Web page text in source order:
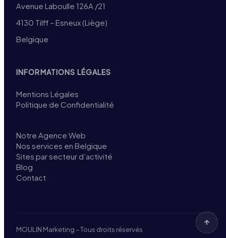
Avenue Laboulle 126A /21
4130 Tilff – Esneux (Liège)
Belgique
INFORMATIONS LÉGALES
Mentions Légales
Politique de Confidentialité
Notre Agence Web
Nos services en Belgique
Sites par secteur d’activité
Blog
Contact
MOULIN Marketing – Tous droits réservés